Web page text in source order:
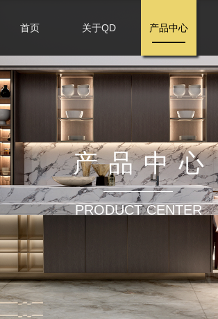
首页 关于QD 产品中心
产品中心
PRODUCT CENTER